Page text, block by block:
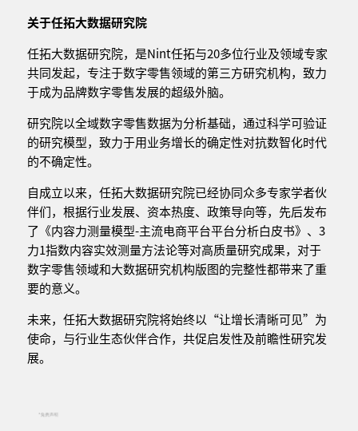
关于任拓大数据研究院
任拓大数据研究院，是Nint任拓与20多位行业及领域专家
共同发起，专注于数字零售领域的第三方研究机构，致力
于成为品牌数字零售发展的超级外脑。
研究院以全域数字零售数据为分析基础，通过科学可验证
的研究模型，致力于用业务增长的确定性对抗数智化时代
的不确定性。
自成立以来，任拓大数据研究院已经协同众多专家学者伙
伴们，根据行业发展、资本热度、政策导向等，先后发布
了《内容力测量模型-主流电商平台平台分析白皮书》、3
力1指数内容实效测量方法论等对高质量研究成果，对于
数字零售领域和大数据研究机构版图的完整性都带来了重
要的意义。
未来，任拓大数据研究院将始终以“让增长清晰可见”为
使命，与行业生态伙伴合作，共促启发性及前瞻性研究发
展。